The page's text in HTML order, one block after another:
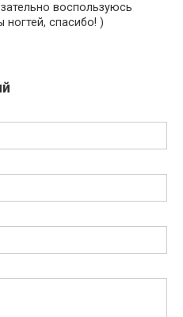
воспользуюсь
спасибо! )